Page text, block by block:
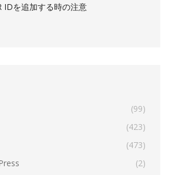
IDを追加する時の注意
(99)
(423)
(473)
(2)